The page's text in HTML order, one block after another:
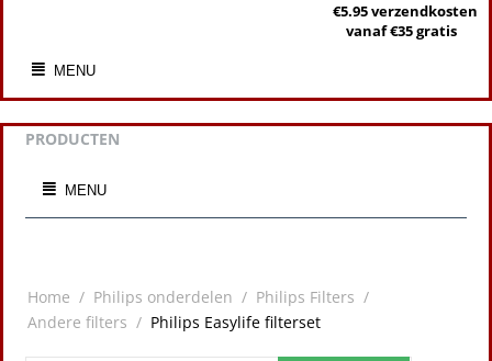
€5.95 verzendkosten
vanaf €35 gratis
MENU
PRODUCTEN
MENU
Home / Philips onderdelen / Philips Filters /
Andere filters / Philips Easylife filterset